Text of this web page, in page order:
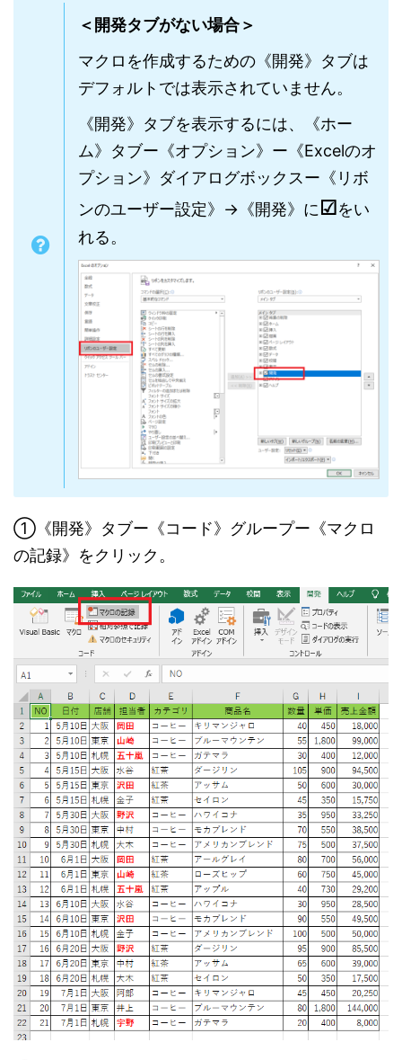
＜開発タブがない場合＞
マクロを作成するための《開発》タブは
デフォルトでは表示されていません。
《開発》タブを表示するには、《ホー
ム》タブー《オプション》ー《Excelのオ
プション》ダイアログボックスー《リボ
ンのユーザー設定》→《開発》に☑をい
れる。
①《開発》タブー《コード》グループー《マクロ
の記録》をクリック。